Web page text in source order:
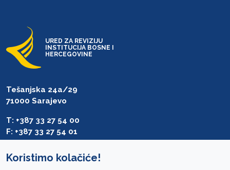
URED ZA REVIZIJU
INSTITUCIJA BOSNE I
HERCEGOVINE
Tešanjska 24a/29
71000 Sarajevo
T: +387 33 27 54 00
F: +387 33 27 54 01
Koristimo kolačiće!